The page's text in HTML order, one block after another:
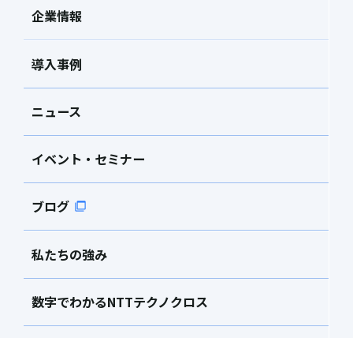
企業情報
導入事例
ニュース
イベント・セミナー
ブログ
私たちの強み
数字でわかるNTTテクノクロス